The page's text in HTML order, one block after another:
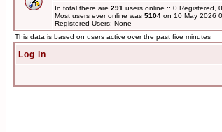
In total there are 291 users online :: 0
Most users ever online was 5104 on 10 May 2026
Registered Users: None
This data is based on users active over the past five minutes
Log in